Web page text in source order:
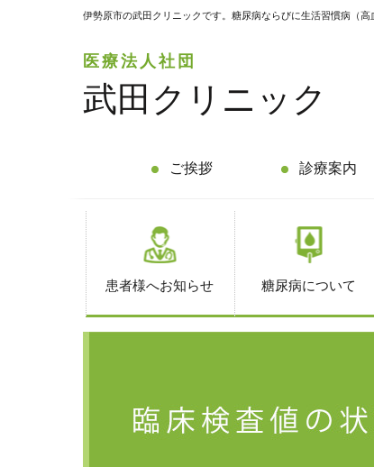
伊勢原市の武田クリニックです。糖尿病ならびに生活習慣病（高
医療法人社団
武田クリニック
ご挨拶 診療案内
患者様へお知らせ 糖尿病について